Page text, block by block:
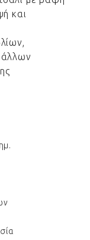
και
άλλων